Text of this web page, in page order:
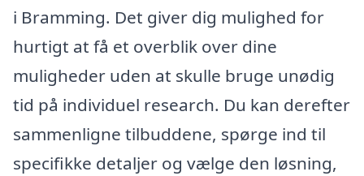
i Bramming. Det giver dig mulighed for
hurtigt at få et overblik over dine
muligheder uden at skulle bruge unødig
tid på individuel research. Du kan derefter
sammenligne tilbuddene, spørge ind til
specifikke detaljer og vælge den løsning,